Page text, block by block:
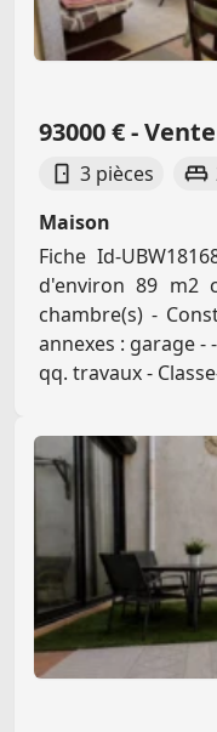
93000 € -
3 pièces
Maison
Fiche Id-
d'environ 89 m2
chambre(s) -
annexes : garage -
qq. travaux -